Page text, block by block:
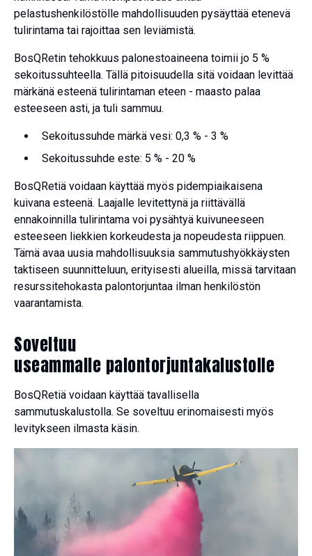
pelastushenkilöstölle mahdollisuuden pysäyttää etenevä
tulirintama tai rajoittaa sen leviämistä.
BosQRetin tehokkuus palonestoaineena toimii jo 5 %
sekoitussuhteella. Tällä pitoisuudella sitä voidaan levittää
märkänä esteenä tulirintaman eteen - maasto palaa
esteeseen asti, ja tuli sammuu.
Sekoitussuhde märkä vesi: 0,3 % - 3 %
Sekoitussuhde este: 5 % - 20 %
BosQRetiä voidaan käyttää myös pidempiaikaisena
kuivana esteenä. Laajalle levitettynä ja riittävällä
ennakoinnilla tulirintama voi pysähtyä kuivuneeseen
esteeseen liekkien korkeudesta ja nopeudesta riippuen.
Tämä avaa uusia mahdollisuuksia sammutushyökkäysten
taktiseen suunnitteluun, erityisesti alueilla, missä tarvitaan
resurssitehokasta palontorjuntaa ilman henkilöstön
vaarantamista.
Soveltuu
useammalle palontorjuntakalustolle
BosQRetiä voidaan käyttää tavallisella
sammutuskalustolla. Se soveltuu erinomaisesti myös
levitykseen ilmasta käsin.